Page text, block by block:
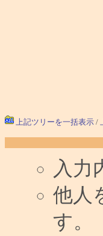
上記ツリーを一括表示 /
入力
他人
す。